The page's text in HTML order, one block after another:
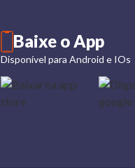
Baixe o App
Disponível para Android e IOs